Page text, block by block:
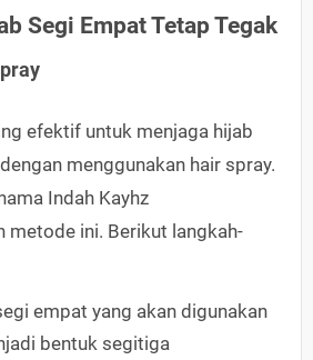
Segi Empat Tetap Tegak
efektif untuk menjaga hijab
menggunakan hair spray.
Indah Kayhz
metode ini. Berikut langkah-
empat yang akan digunakan
bentuk segitiga